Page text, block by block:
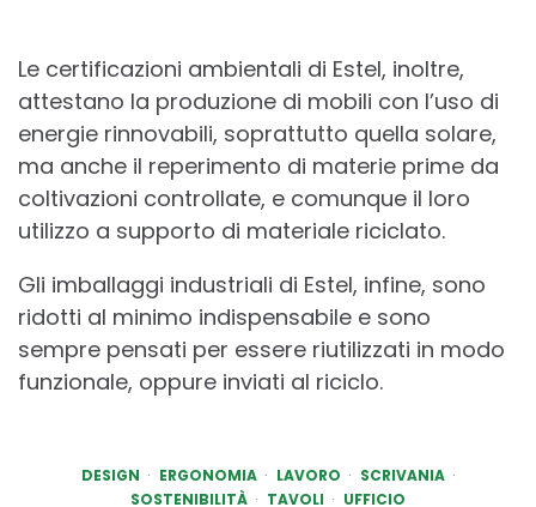
Le certificazioni ambientali di Estel, inoltre,
attestano la produzione di mobili con l’uso di
energie rinnovabili, soprattutto quella solare,
ma anche il reperimento di materie prime da
coltivazioni controllate, e comunque il loro
utilizzo a supporto di materiale riciclato.
Gli imballaggi industriali di Estel, infine, sono
ridotti al minimo indispensabile e sono
sempre pensati per essere riutilizzati in modo
funzionale, oppure inviati al riciclo.
DESIGN ERGONOMIA LAVORO
SCRIVANIA
SOSTENIBILITÀ
TAVOLI UFFICIO